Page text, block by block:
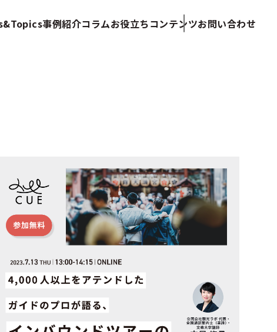
事例紹介コラムお役立ちコンテンツお問い合わせ